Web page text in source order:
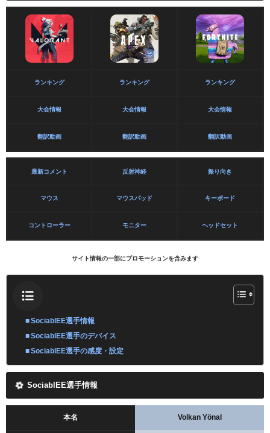
ランキング ランキング ランキング
大会情報 大会情報 大会情報
翻訳動画 翻訳動画 翻訳動画
最新コメント 反射神経 振り向き
マウス マウスパッド キーボード
コントローラー モニター ヘッドセット
サイト情報の一部にプロモーションを含みます
SociablEE選手情報
SociablEE選手のデバイス
SociablEE選手の感度・設定
SociablEE選手情報
本名 Volkan Yönal